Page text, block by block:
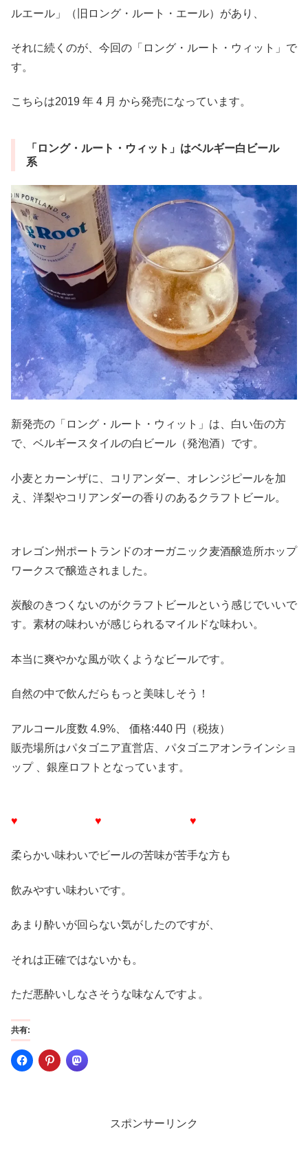
ルエール」（旧ロング・ルート・エール）があり、
それに続くのが、今回の「ロング・ルート・ウィット」で
す。
こちらは2019 年 4 月 から発売になっています。
「ロング・ルート・ウィット」はベルギー白ビール
系
新発売の「ロング・ルート・ウィット」は、白い缶の方
で、ベルギースタイルの白ビール（発泡酒）です。
小麦とカーンザに、コリアンダー、オレンジピールを加
え、洋梨やコリアンダーの香りのあるクラフトビール。
オレゴン州ポートランドのオーガニック麦酒醸造所ホップ
ワークスで醸造されました。
炭酸のきつくないのがクラフトビールという感じでいいで
す。素材の味わいが感じられるマイルドな味わい。
本当に爽やかな風が吹くようなビールです。
自然の中で飲んだらもっと美味しそう！
アルコール度数 4.9%、 価格:440 円（税抜）
販売場所はパタゴニア直営店、パタゴニアオンラインショ
ップ 、銀座ロフトとなっています。
♥ ♥ ♥
柔らかい味わいでビールの苦味が苦手な方も
飲みやすい味わいです。
あまり酔いが回らない気がしたのですが、
それは正確ではないかも。
ただ悪酔いしなさそうな味なんですよ。
共有:
スポンサーリンク